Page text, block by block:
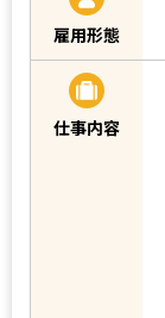
雇用形態
仕事内容